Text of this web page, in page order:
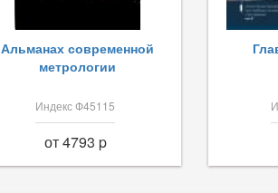
Альманах современной
метрологии
Индекс Ф45115
от 4793 p